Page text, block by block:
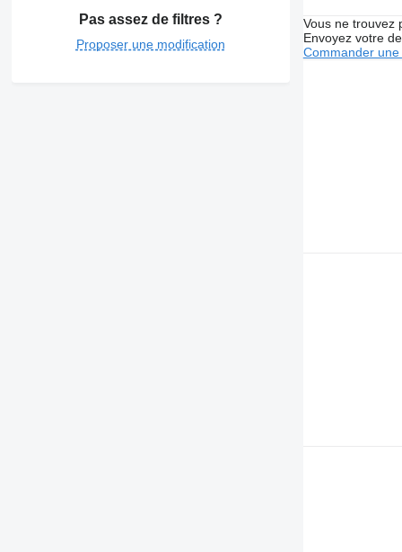
Pas assez de filtres ?
Proposer une modification
Vous ne trouvez
Envoyez votre
Commander